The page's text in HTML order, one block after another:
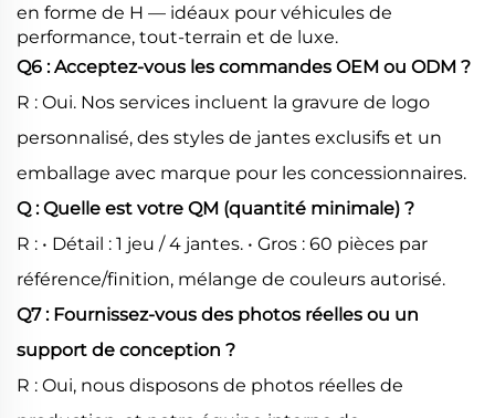
en forme de H — idéaux pour véhicules de
performance, tout-terrain et de luxe.
Q6 : Acceptez-vous les commandes OEM ou ODM ?
R : Oui. Nos services incluent la gravure de logo
personnalisé, des styles de jantes exclusifs et un
emballage avec marque pour les concessionnaires.
Q : Quelle est votre QM (quantité minimale) ?
R : • Détail : 1 jeu / 4 jantes. • Gros : 60 pièces par
référence/finition, mélange de couleurs autorisé.
Q7 : Fournissez-vous des photos réelles ou un
support de conception ?
R : Oui, nous disposons de photos réelles de